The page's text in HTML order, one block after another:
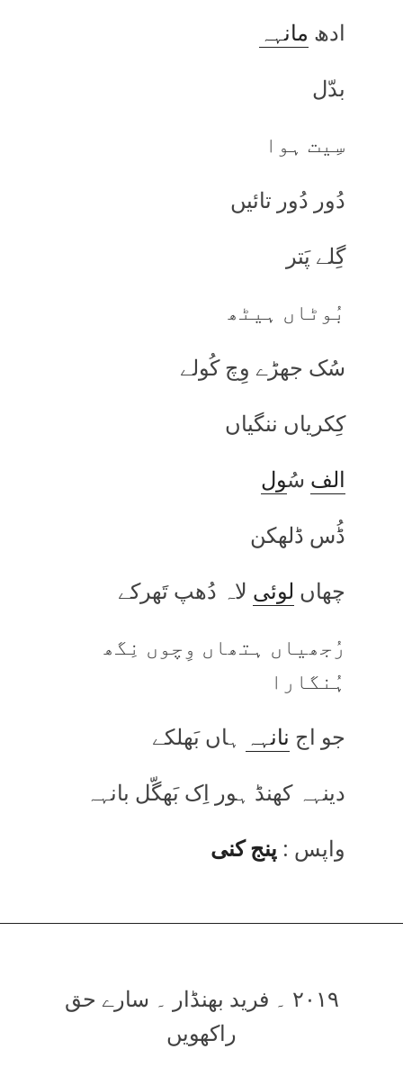
ادھ مانہہ
بدّل
سِیت ہوا
دُور دُور تائیں
گِلے پَتر
بُوٹاں ہیٹھ
سُک جھڑے وِچ کُولے
کِکریاں ننگیاں
الف سُول
ڈُس ڈلھکن
چھاں لوئی لاہ دُھپ تَھرکے
رُجھیاں ہتھاں وِچوں نِگھ
ہُنگارا
جو اج نانہہ
ہاں بَھلکے
دینہہ کھنڈ ہور اِک بَھگّل بانہہ
واپس : پنج کنی
۲۰۱۹ ۔ فرید بھنڈار ۔ سارے حق
راکھویں